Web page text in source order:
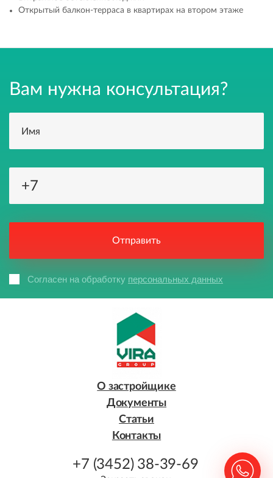
Открытый балкон-терраса в квартирах на втором этаже
Вам нужна консультация?
Согласен на обработку персональных данных
О застройщике
Документы
Статьи
Контакты
+7 (3452) 38-39-69